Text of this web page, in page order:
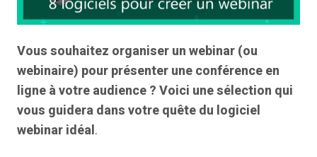
Vous souhaitez organiser un webinar (ou
webinaire) pour présenter une conférence en
ligne à votre audience ? Voici une sélection qui
vous guidera dans votre quête du logiciel
webinar idéal.